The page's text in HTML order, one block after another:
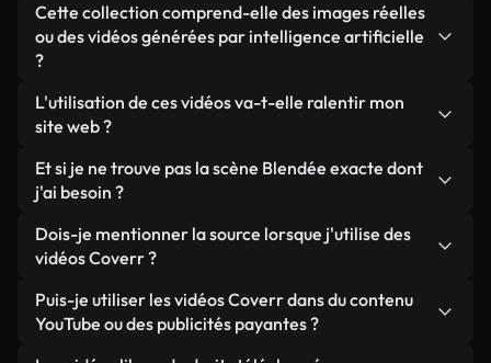
Cette collection comprend-elle des images réelles
ou des vidéos générées par intelligence artificielle
?
Les deux. Il s'agit d'une bibliothèque hybride
composée de véritables images filmées par des
générées par IA. Chaque vidéo est clairement
identifiée afin que vous sachiez toujours ce que
vous utilisez.
L'utilisation de ces vidéos va-t-elle ralentir mon
site web ?
Sauf si vous choisissez nos versions optimisées.
Nous proposons des formats légers, prêts pour le
ils conservent une qualité élevée tout en
minimisant les temps de chargement et en
améliorant des indicateurs comme le LCP.
Et si je ne trouve pas la scène Blendée exacte dont
j'ai besoin ?
Vous pouvez en créer une instantanément avec
Coverr AI Studio. Il vous suffit de décrire la scène,
Studio générera en quelques secondes une vidéo
personnalisée conforme à nos normes de licence.
Dois-je mentionner la source lorsque j'utilise des
vidéos Coverr ?
Aucune attribution n'est requise. Toutes les vidéos
de notre bibliothèque sont libres de droits et
Puis-je utiliser les vidéos Coverr dans du contenu
YouTube ou des publicités payantes ?
Oui. Toutes les séquences vidéo de Coverr peuvent